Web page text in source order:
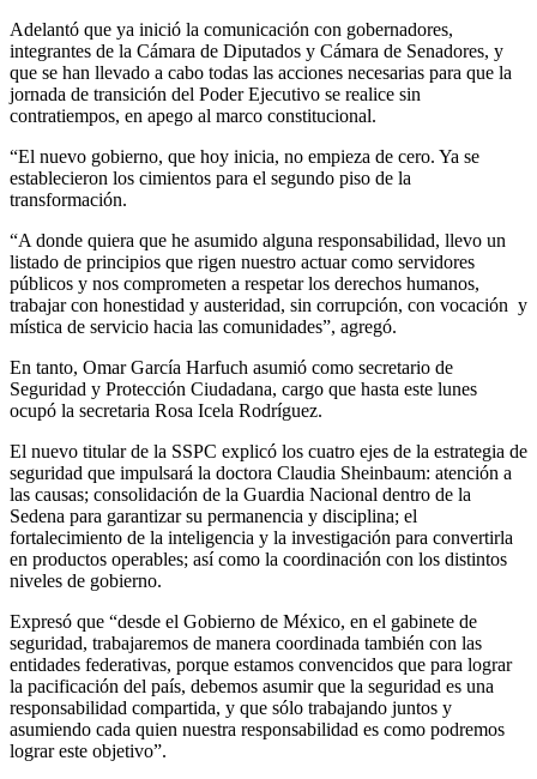
Adelantó que ya inició la comunicación con gobernadores,
integrantes de la Cámara de Diputados y Cámara de Senadores, y
que se han llevado a cabo todas las acciones necesarias para que la
jornada de transición del Poder Ejecutivo se realice sin
contratiempos, en apego al marco constitucional.
“El nuevo gobierno, que hoy inicia, no empieza de cero. Ya se
establecieron los cimientos para el segundo piso de la
transformación.
“A donde quiera que he asumido alguna responsabilidad, llevo un
listado de principios que rigen nuestro actuar como servidores
públicos y nos comprometen a respetar los derechos humanos,
trabajar con honestidad y austeridad, sin corrupción, con vocación y
mística de servicio hacia las comunidades”, agregó.
En tanto, Omar García Harfuch asumió como secretario de
Seguridad y Protección Ciudadana, cargo que hasta este lunes
ocupó la secretaria Rosa Icela Rodríguez.
El nuevo titular de la SSPC explicó los cuatro ejes de la estrategia de
seguridad que impulsará la doctora Claudia Sheinbaum: atención a
las causas; consolidación de la Guardia Nacional dentro de la
Sedena para garantizar su permanencia y disciplina; el
fortalecimiento de la inteligencia y la investigación para convertirla
en productos operables; así como la coordinación con los distintos
niveles de gobierno.
Expresó que “desde el Gobierno de México, en el gabinete de
seguridad, trabajaremos de manera coordinada también con las
entidades federativas, porque estamos convencidos que para lograr
la pacificación del país, debemos asumir que la seguridad es una
responsabilidad compartida, y que sólo trabajando juntos y
asumiendo cada quien nuestra responsabilidad es como podremos
lograr este objetivo”.